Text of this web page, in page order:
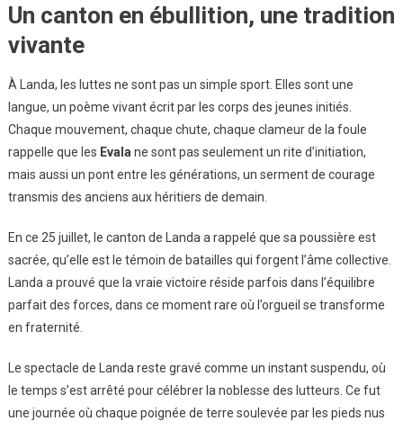
Un canton en ébullition, une tradition
vivante
À Landa, les luttes ne sont pas un simple sport. Elles sont une
langue, un poème vivant écrit par les corps des jeunes initiés.
Chaque mouvement, chaque chute, chaque clameur de la foule
rappelle que les Evala ne sont pas seulement un rite d’initiation,
mais aussi un pont entre les générations, un serment de courage
transmis des anciens aux héritiers de demain.
En ce 25 juillet, le canton de Landa a rappelé que sa poussière est
sacrée, qu’elle est le témoin de batailles qui forgent l’âme collective.
Landa a prouvé que la vraie victoire réside parfois dans l’équilibre
parfait des forces, dans ce moment rare où l’orgueil se transforme
en fraternité.
Le spectacle de Landa reste gravé comme un instant suspendu, où
le temps s’est arrêté pour célébrer la noblesse des lutteurs. Ce fut
une journée où chaque poignée de terre soulevée par les pieds nus